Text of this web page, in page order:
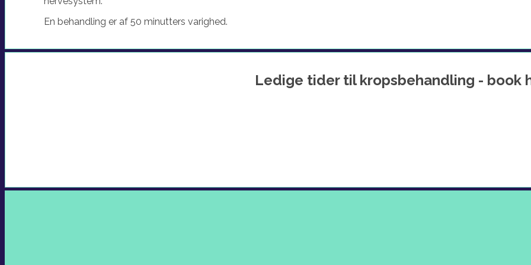
En behandling er af 50 minutters varighed.
Ledige tider til kropsbehandling - book